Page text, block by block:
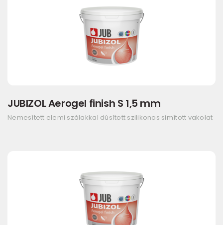
JUBIZOL Aerogel finish S 1,5 mm
Nemesített elemi szálakkal dúsított szilikonos simított vakolat